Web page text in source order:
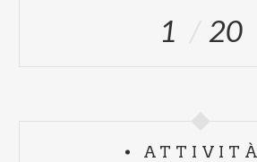
1 20
ATTIVITÀ